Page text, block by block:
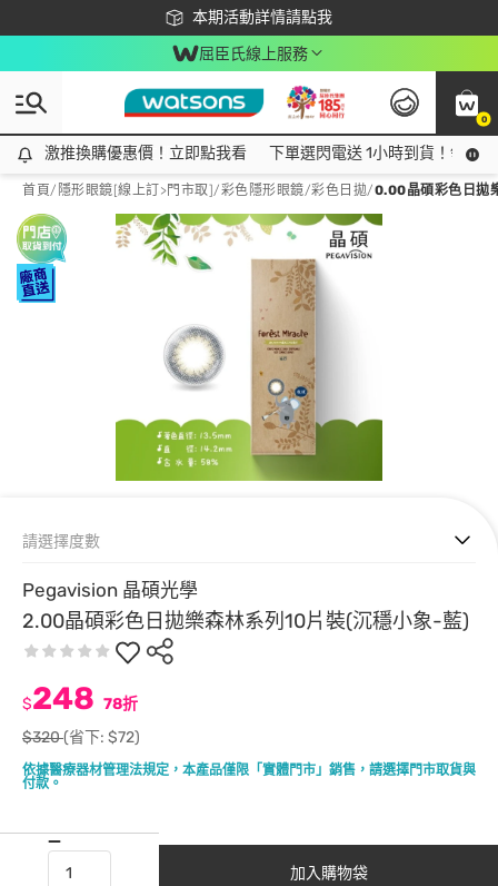
本期活動詳情請點我
下載app最高回饋$350
屈臣氏線上服務
0
激推換購優惠價！立即點我看
激推換購優惠價！立即點我看 下單選閃電送 1小時到貨！領神
首頁/ 隱形眼鏡[線上訂>門市取]/彩色隱形眼鏡/彩色日拋/0.00晶碩彩色日拋
Pegavision 晶碩光學
2.00晶碩彩色日拋樂森林系列10片裝(沉穩小象-藍)
依據醫療器材管理法規定，本產品僅限「實體門市」銷售，請選擇門市取貨與
付款。
$248 78折
$320(省下: $72)
請選擇度數
加入購物袋